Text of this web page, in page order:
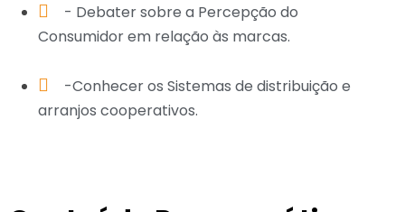
- Debater sobre a Percepção do
Consumidor em relação às marcas.
-Conhecer os Sistemas de distribuição e
arranjos cooperativos.